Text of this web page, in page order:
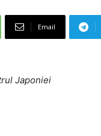
Email
Japoniei